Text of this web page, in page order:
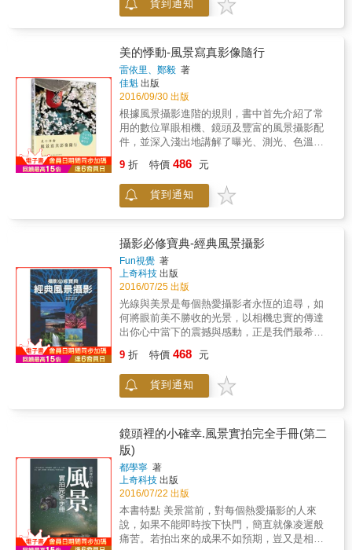
亞當斯（Ansel Adams） B 伯特．丹卡爾特
（Bert Danckaert） 貝歇夫婦（Bernd and Hilla
杜克（Charles Duke） 查爾斯．馬契（Charles
（DoDo Jin Ming） F 菲．高德溫（Fay
Godwin） 弗洛托＋華納（Floto + Warner） H
哈里．科里．賴特（Harry Cory Wright） 哈
利．格魯亞特（Harry Gruyaert） 亨利．凱洛
（Henry Carroll） J 胡安．馮特古貝塔（Joan
Fontcuberta） 約翰．戴維斯（John Davies）
約翰．希利亞德（John Hilliard） 約翰．戈西奇
Meyerowitz） 喬．斯坦菲爾德（Joel
Sternfeld） 約爾瑪．普拉能（Jorma
Puranen） 朱利斯．舒爾曼（Julius
勒．哲勒尼（Kyler Zeleny） 川田喜久治
（Kikuji Kawada） L 李．佛瑞蘭德（Lee
Friedlander） M 麥特．賽伯（Matt Siber） 馬
汀．帕爾（Martin Parr） 馬西莫．維塔利
（Massimo Vitali） 米契．多鮑納（Mitch
Dobrowner） 米契．愛波斯坦（Mitch
Epstein） 麥克．斯萊克（Mike Slack） O 奧
菲利普．錢塞爾（Philippe Chancel） R 萊納．
里德勒（Reiner Riedler） 川內倫子（Rinko
Kawauchi） 理查．米沙拉奇（Richard
盧森堡（Rut Blees Luxemburg） S& 賽門．諾
福克（Simon Norfolk） 史蒂芬．托倫特斯
（Stephen Tourlentes） 施蒂菲．克連茲
（Steffi Klenz） T 湯瑪斯．魯夫（Thomas
Ruff） 提姆．賀瑟林頓（Tim Hetherington）
蒂娜．希利耶（Tina Hillier） 陶德．海多
（Todd Hido） W 威廉．亨利．傑克遜
（William Henry Jackson） Y 洪惟音 （Ying
Ang） 水谷吉法（Yoshinori Mizutani）
的拍攝現場，其實有許多攝影師足以憑一己之
「光線」、「思考」、「天氣」、「四季」、
「水」、「樹」、「空」等主題，精心編撰與
彙整60個秘訣與關鍵思維，讓讀者在面對不同
的主題與季節的時候，都能夠再「向前邁進那
關鍵的一步」！進而讓自己的作品與攝影功力
迅速提昇！！
貨到通知
美的悸動-風景寫真影像隨行
雷依里、鄭毅 著
佳魁 出版
2016/09/30 出版
根據風景攝影進階的規則，書中首先介紹了常
用的數位單眼相機、鏡頭及豐富的風景攝影配
件，並深入淺出地講解了曝光、測光、色溫與
定篇幅，以成功的風景攝影作品為例，挖掘瞬
間的背後，分析畫面構圖、用光及色彩構成。
最後將風景攝影中的拍攝題材進行細分，展示
及古村落、世界文化遺產等題材的成功風景攝
影作品，並透過詳盡的文字還原攝影師在拍攝
現場的構思與拍攝手法。最後，書中還附有風
景照片的Photoshop後期處理範例，以及風景
RAW格式的應用與數位暗房調整技法。
9 折 特價 486 元
貨到通知
攝影必修寶典-經典風景攝影
Fun視覺 著
上奇科技 出版
2016/07/25 出版
光線與美景是每個熱愛攝影者永恆的追尋，如
何將眼前美不勝收的光景，以相機忠實的傳達
出你心中當下的震撼與感動，正是我們最希望
本概念開始介紹，除了構圖之外，也分享相關
器材的選擇以及使用心法，從快門速度、感光
度到包圍曝光、實拍技巧等，皆有深入淺出的
鳥獸，都能讓您遊刃有餘，並在最快的時間內
掌握攝影的秘訣，進而拍出深得您心的好照
片。 本書特點 讓流逝的時光得以凝結，讓每個
剎那成為永恆 山脈、水景、雲霧、日月、樹
木、鳥禽、花卉、昆蟲、建築、夜景；全方面
掌握風景攝影的訣竅，讓心中的悸動不再從手
中一閃而逝
9 折 特價 468 元
貨到通知
鏡頭裡的小確幸.風景實拍完全手冊(第二
版)
都學寧 著
上奇科技 出版
2016/07/22 出版
本書特點 美景當前，對每個熱愛攝影的人來
說，如果不能即時按下快門，簡直就像凌遲般
痛苦。若拍出來的成果不如預期，豈又是相對